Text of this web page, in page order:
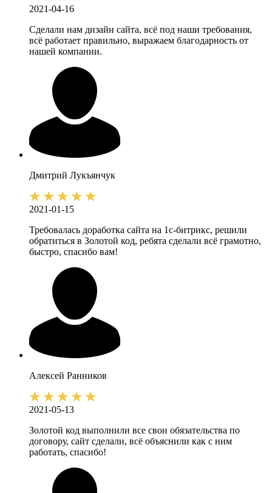
2021-04-16
Сделали нам дизайн сайта, всё под наши требования,
всё работает правильно, выражаем благодарность от
нашей компании.
Дмитрий Лукъянчук
2021-01-15
Требовалась доработка сайта на 1с-битрикс, решили
обратиться в Золотой код, ребята сделали всё грамотно,
быстро, спасибо вам!
Алексей Ранников
2021-05-13
Золотой код выполнили все свои обязательства по
договору, сайт сделали, всё объяснили как с ним
работать, спасибо!